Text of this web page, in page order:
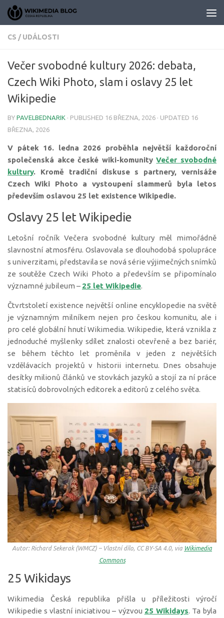
Skip to content
CS / UDÁLOSTI
Večer svobodné kultury 2026: debata,
Czech Wiki Photo, slam i oslavy 25 let
Wikipedie
BY PAVELBEDNARIK · PUBLISHED 16 BŘEZNA, 2026 · UPDATED 16
BŘEZNA, 2026
V pátek 16. ledna 2026 proběhla největší každoroční
společenská akce české wiki-komunityVečer svobodné
kultury. Kromě tradiční diskuse s partnery, vernisáže
Czech Wiki Photo a vystoupení slammerů byla letos
především oslavou 25 let existence Wikipedie.
Oslavy 25 let Wikipedie
Letošní ročník Večera svobodné kultury měl mimořádně
slavnostní atmosféru. Oslavovala se dlouhodobá spolupráce
s univerzitami, představila se nová série výjimečných snímků
ze soutěže Czech Wiki Photo a především se připomínalo
významné jubileum – 25 let Wikipedie.
Čtvrtstoletí existence největší online encyklopedie na světě
je významným milníkem nejen pro českou komunitu, ale i
pro celé globální hnutí Wikimedia. Wikipedie, která vznikla z
jednoduché myšlenky sdílet znalosti otevřeně a bez bariér,
se během těchto let proměnila v jeden z největších
vzdělávacích projektů v historii internetu. Dnes obsahuje
desítky milionů článků ve stovkách jazyků a stojí za ní práce
statisíců dobrovolných editorek a editorů z celého světa.
Autor: Richard Sekerak (WMCZ) – Vlastní dílo, CC BY-SA 4.0, via Wikimedia
Commons
25 Wikidays
Wikimedia Česká republika přišla u příležitosti výročí
Wikipedie s vlastní iniciativou – výzvou 25 Wikidays. Ta byla